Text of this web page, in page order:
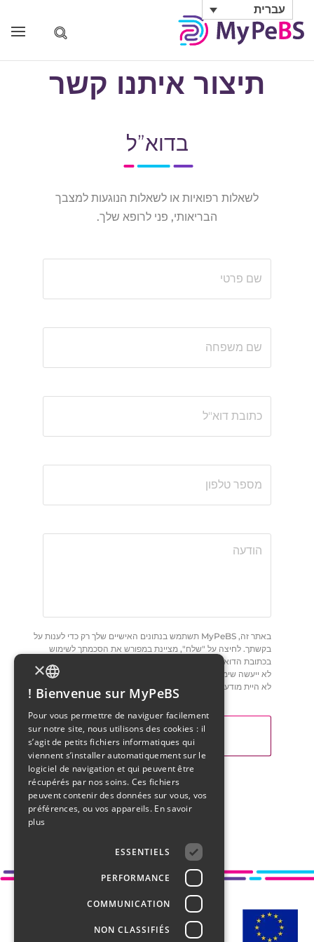
עברית
תיצור איתנו קשר
בדוא”ל
לשאלות רפואיות או לשאלות הנוגעות למצבך
הבריאותי, פני לרופא שלך.
באתר זה, MyPeBS תשתמש בנתונים האישיים שלך רק כדי לענות על
בקשתך. לחיצה על "שלח", מציינת במפורש את הסכמתך לשימוש
בכתובת הדוא"ל שלך אך ורק לצורך יצירת קשר אתך ומענה לבקשתיך.
לא ייעשה שימוש בקובצי cookie העלולים להיווצר על ידי האתר אשר
לא היית מודעת להם.
FRENCH
ENGLISH
ITALIAN
ARABIC
DUTCH
×
Bienvenue sur MyPeBS !
Pour vous permettre de naviguer facilement
sur notre site, nous utilisons des cookies : il
s’agit de petits fichiers informatiques qui
viennent s’installer automatiquement sur le
logiciel de navigation et qui peuvent être
récupérés par nos soins. Ces fichiers
peuvent contenir des données sur vous, vos
préférences, ou vos appareils. En savoir
plus
ESSENTIELS
PERFORMANCE
COMMUNICATION
NON CLASSIFIÉS